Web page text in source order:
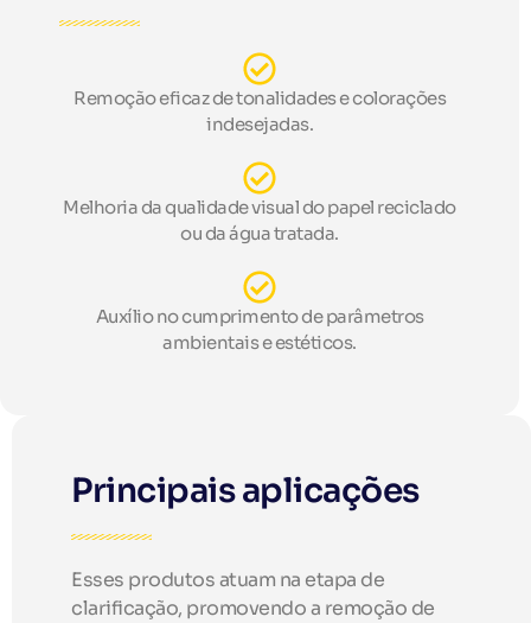
Remoção eficaz de tonalidades e colorações
indesejadas.
Melhoria da qualidade visual do papel reciclado
ou da água tratada.
Auxílio no cumprimento de parâmetros
ambientais e estéticos.
Principais aplicações
Esses produtos atuam na etapa de
clarificação, promovendo a remoção de